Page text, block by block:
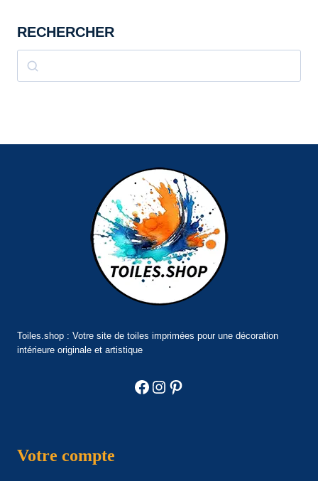
RECHERCHER
Rechercher
Toiles.shop : Votre site de toiles imprimées pour une décoration
intérieure originale et artistique
Facebook
Instagram
Pinterest
Votre compte